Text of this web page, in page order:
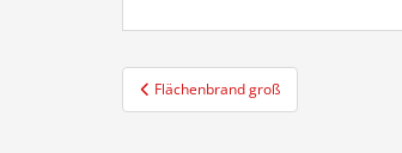
Beitragsnavigation
Flächenbrand groß